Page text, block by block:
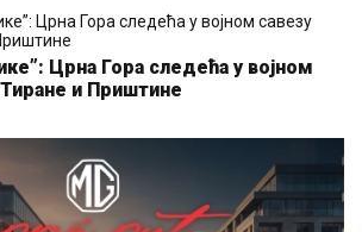
Црна Гора следећа у војном
и Приштине